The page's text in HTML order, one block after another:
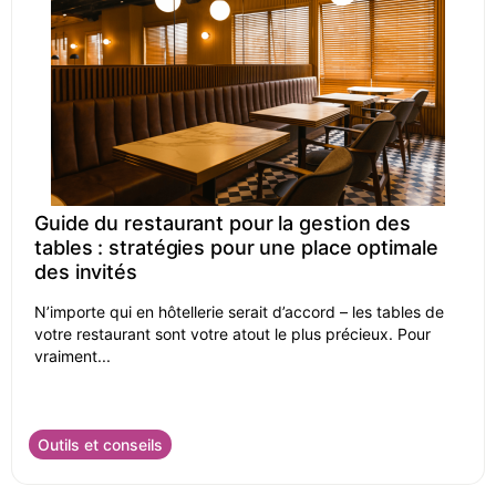
Guide du restaurant pour la gestion des
tables : stratégies pour une place optimale
des invités
N’importe qui en hôtellerie serait d’accord – les tables de
votre restaurant sont votre atout le plus précieux. Pour
vraiment...
Outils et conseils